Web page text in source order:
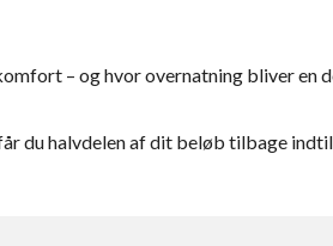
– og hvor overnatning bliver en
du halvdelen af dit beløb tilbage